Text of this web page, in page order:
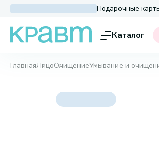
Подарочные
Каталог
ГлавнаяЛицоОчищениеУмывание и